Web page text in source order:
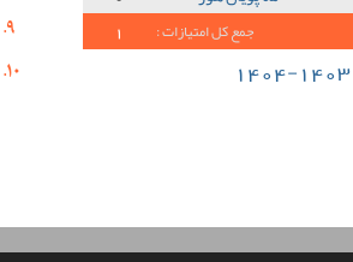
جمع کل امتیازات : 1